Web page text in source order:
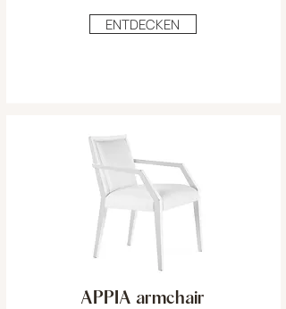
ENTDECKEN
APPIA armchair